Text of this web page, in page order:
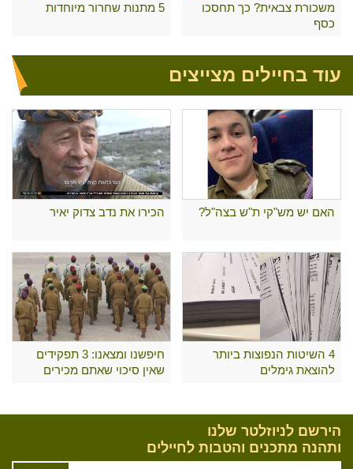
משכורת צבאית? כך תחסכו
כסף
5 מתנות שחרור מיוחדות
עוד בחיילים מצייצים
האם יש מש"קי ת"ש בצה"ל? הכירו את נדב צדוק יאיר
4 השיטות הנפוצות ביותר
להוצאת גימלים
חיפשנו ומצאנו: 3 תפקידים
שאין סיכוי שאתם מכירים
הירשם לניוזלטר שלנו
ותהנה מתכנים והטבות לחיילים